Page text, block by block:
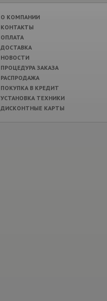
О КОМПАНИИ
КОНТАКТЫ
ОПЛАТА
ДОСТАВКА
НОВОСТИ
ПРОЦЕДУРА ЗАКАЗА
РАСПРОДАЖА
ПОКУПКА В КРЕДИТ
УСТАНОВКА ТЕХНИКИ
ДИСКОНТНЫЕ КАРТЫ